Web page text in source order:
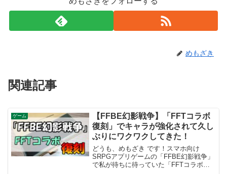
めもざき
関連記事
ゲーム
【FFBE幻影戦争】「FFTコラボ
復刻」でキャラが強化されて久し
ぶりにワクワクしてきた！
どうも、めもざき です！スマホ向け
SRPGアプリゲームの「FFBE幻影戦争」
で私が待ちに待っていた「FFTコラボ復